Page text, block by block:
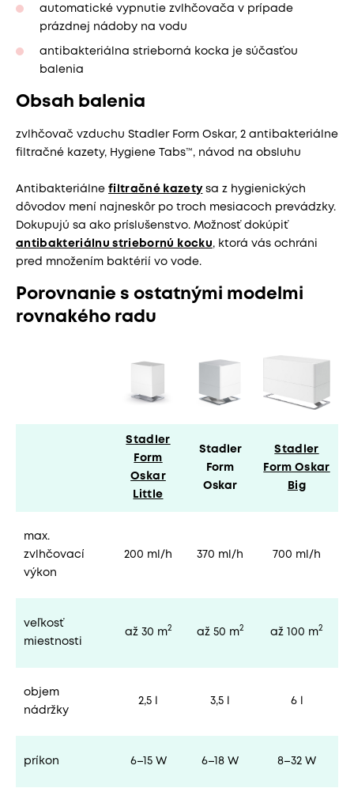
automatické vypnutie zvlhčovača v prípade
prázdnej nádoby na vodu
antibakteriálna strieborná kocka je súčasťou
balenia
Obsah balenia
zvlhčovač vzduchu Stadler Form Oskar, 2 antibakteriálne
filtračné kazety, Hygiene Tabs™, návod na obsluhu
Antibakteriálne filtračné kazetysa z hygienických
dôvodov mení najneskôr po troch mesiacoch prevádzky.
Dokupujú sa ako príslušenstvo. Možnosť dokúpiť
antibakteriálnu striebornú kocku, ktorá vás ochráni
pred množením baktérií vo vode.
Porovnanie s ostatnými modelmi
rovnakého radu
Stadler
Form
Oskar
Little
Stadler
Form
Oskar
Stadler
Form Oskar
Big
max.
zvlhčovací
výkon
200 ml/h 370 ml/h 700 ml/h
veľkosť
miestnosti
až 30 m2 až 50 m2 až 100 m2
objem
nádržky
2,5 l 3,5 l 6 l
príkon 6–15 W 6–18 W 8–32 W